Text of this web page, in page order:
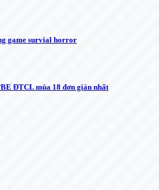
game survial horror
ĐTCL mùa 18 đơn giản nhất